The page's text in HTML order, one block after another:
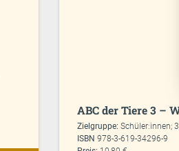
ABC der Tiere 3 –
Zielgruppe:Schüler:innen;
ISBN978-3-619-34296-9